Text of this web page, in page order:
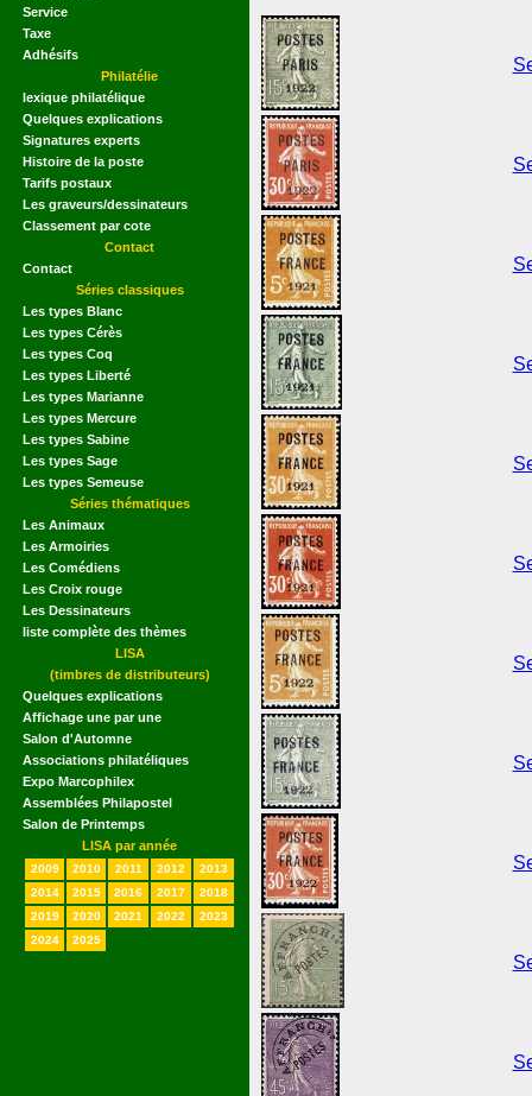
Service
Taxe
Adhésifs
Philatélie
lexique philatélique
Quelques explications
Signatures experts
Histoire de la poste
Tarifs postaux
Les graveurs/dessinateurs
Classement par cote
Contact
Contact
Séries classiques
Les types Blanc
Les types Cérès
Les types Coq
Les types Liberté
Les types Marianne
Les types Mercure
Les types Sabine
Les types Sage
Les types Semeuse
Séries thématiques
Les Animaux
Les Armoiries
Les Comédiens
Les Croix rouge
Les Dessinateurs
liste complète des thèmes
LISA
(timbres de distributeurs)
Quelques explications
Affichage une par une
Salon d'Automne
Associations philatéliques
Expo Marcophilex
Assemblées Philapostel
Salon de Printemps
LISA par année
2009 2010 2011 2012
2013
2014
2015 2016 2017
2018
2019
2020 2021 2022
2023
2024
2025